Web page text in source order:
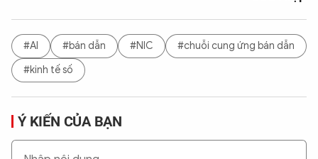
#AI #bán dẫn #NIC
#chuỗi cung ứng bán dẫn
#kinh tế số
Ý KIẾN CỦA BẠN